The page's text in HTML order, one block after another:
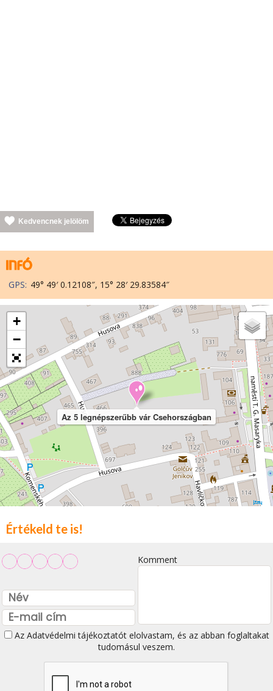
Kedvencnek jelölöm
GPS: 49° 49′ 0.12108″, 15° 28′ 29.83584″
Az 5 legnépszerűbb vár Csehországban
+
−
Értékeld te is!
Komment
Az Adatvédelmi tájékoztatótelolvastam, és az abban foglaltakat
tudomásul veszem.